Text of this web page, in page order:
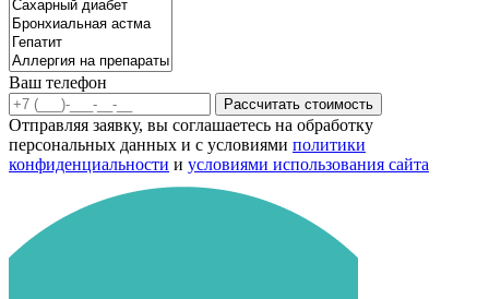
Ваш телефон
Рассчитать стоимость
Отправляя заявку, вы соглашаетесь на обработку
персональных данных и с условиями политики
конфиденциальности и условиями использования сайта